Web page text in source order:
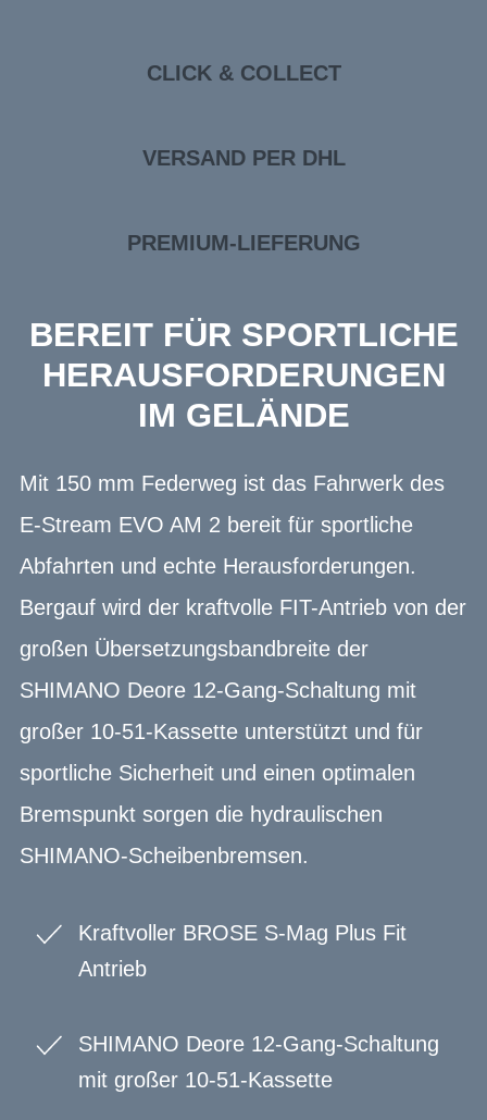
CLICK & COLLECT
VERSAND PER DHL
PREMIUM-LIEFERUNG
BEREIT FÜR SPORTLICHE
HERAUSFORDERUNGEN
IM GELÄNDE
Mit 150 mm Federweg ist das Fahrwerk des
E-Stream EVO AM 2 bereit für sportliche
Abfahrten und echte Herausforderungen.
Bergauf wird der kraftvolle FIT-Antrieb von der
großen Übersetzungsbandbreite der
SHIMANO Deore 12-Gang-Schaltung mit
großer 10-51-Kassette unterstützt und für
sportliche Sicherheit und einen optimalen
Bremspunkt sorgen die hydraulischen
SHIMANO-Scheibenbremsen.
Kraftvoller BROSE S-Mag Plus Fit
Antrieb
SHIMANO Deore 12-Gang-Schaltung
mit großer 10-51-Kassette